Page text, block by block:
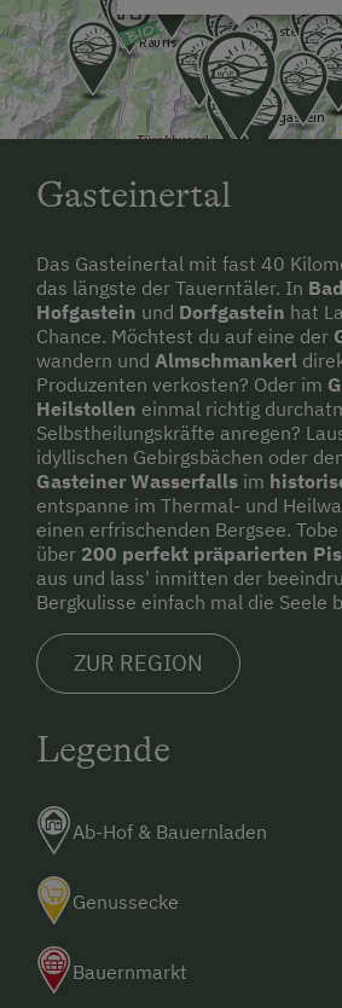
Kutschenfahrten
Leihrodeln
Liegewiese
Nationalpark
Naturpark
Nordic Walking
Ponyreiten
Radwege
Reiten
Reithalle
Reitunterricht
Reitwege
Rodelbahn in der Nähe
Schneeschuhwanderung
Skibusnähe
Skilehrer
Squash
Gasteinertal
Das Gasteinertal mit fast 40
das längste der Tauerntäler. In
Hofgastein und Dorfgastein hat
Chance. Möchtest du auf eine der
wandern und Almschmankerl
Produzenten verkosten? Oder im
Heilstollen einmal richtig
Selbstheilungskräfte anregen?
idyllischen Gebirgsbächen oder
Gasteiner Wasserfalls im
entspanne im Thermal- und
einen erfrischenden Bergsee.
über 200 perfekt präparierten
aus und lass' inmitten der
Bergkulisse einfach mal die Seele
ZUR REGION
Legende
Ab-Hof & Bauernladen
Genussecke
Bauernmarkt